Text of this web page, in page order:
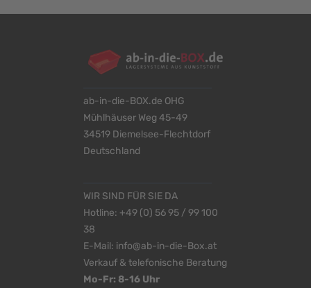
ab-in-die-BOX.de OHG
Mühlhäuser Weg 45-49
34519 Diemelsee-Flechtdorf
Deutschland
WIR SIND FÜR SIE DA
Hotline: +49 (0) 56 95 / 99 100
38
E-Mail: info@ab-in-die-Box.at
Verkauf & telefonische Beratung
Mo-Fr: 8-16 Uhr